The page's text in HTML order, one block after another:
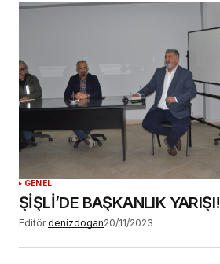
GENEL
ŞİŞLİ’DE BAŞKANLIK YARIŞI!
Editör denizdogan20/11/2023